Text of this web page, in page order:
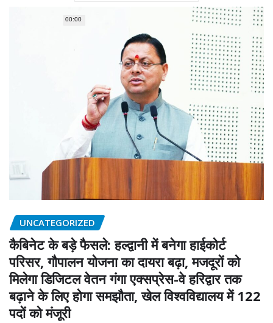
00:00
UNCATEGORIZED
कैबिनेट के बड़े फैसले: हल्द्वानी में बनेगा हाईकोर्ट
परिसर, गौपालन योजना का दायरा बढ़ा, मजदूरों को
मिलेगा डिजिटल वेतन गंगा एक्सप्रेस-वे हरिद्वार तक
बढ़ाने के लिए होगा समझौता, खेल विश्वविद्यालय में 122
पदों को मंजूरी